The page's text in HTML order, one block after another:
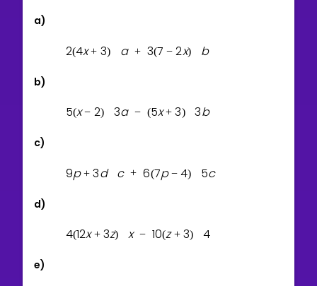
a)
2(4x + 3) a + 3(7 − 2x) b
b)
5(x − 2) 3a − (5x + 3) 3b
c)
9p + 3d c + 6(7p − 4) 5c
d)
4(12x + 3z) x − 10(z + 3) 4
e)